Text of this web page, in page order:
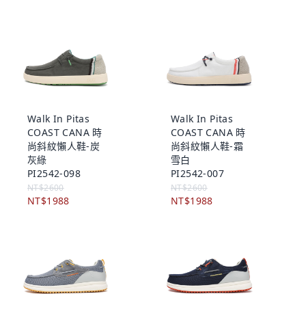
Walk In Pitas
COAST CANA 時
尚斜紋懶人鞋-炭
灰綠
PI2542-098
NT$2600
NT$1988
Walk In Pitas
COAST CANA 時
尚斜紋懶人鞋-霜
雪白
PI2542-007
NT$2600
NT$1988